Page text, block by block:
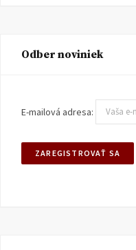
Odber noviniek
E-mailová adresa: